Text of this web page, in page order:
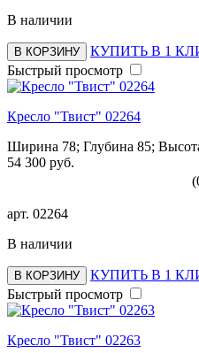
В наличии
В КОРЗИНУ
КУПИТЬ В 1
Быстрый просмотр
Кресло "Твист" 02264
Ширина 78; Глубина 85;
54 300 руб.
арт. 02264
В наличии
В КОРЗИНУ
КУПИТЬ В 1
Быстрый просмотр
Кресло "Твист" 02263